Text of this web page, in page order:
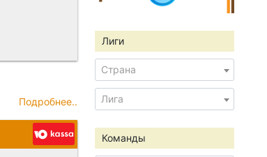
Подробнее..
Лиги
Страна
Лига
Команды